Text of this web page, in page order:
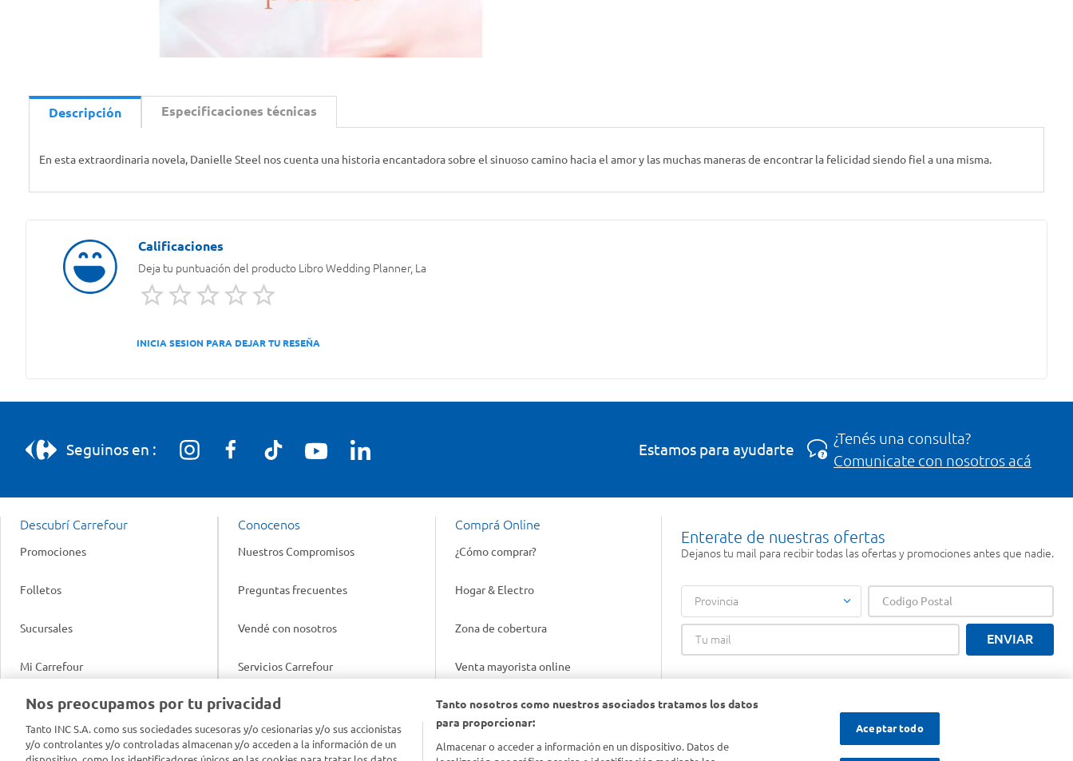
Descripción Especificaciones técnicas
En esta extraordinaria novela, Danielle Steel nos cuenta una historia encantadora sobre el sinuoso camino hacia el amor y las muchas maneras de encontrar la felicidad siendo fiel a una misma.
Deja tu puntuación del producto Libro Wedding Planner, La
INICIA SESION PARA DEJAR TU RESEÑA
Seguinos en : Estamos para ayudarte
¿Tenés una consulta?
Comunicate con nosotros acá
Descubrí Carrefour
Promociones
Folletos
Sucursales
Mi Carrefour
Productos Carrefour
Tarjeta Mi Carrefour
Conocenos
Nuestros Compromisos
Preguntas frecuentes
Vendé con nosotros
Servicios Carrefour
Info útil
Comprá Online
¿Cómo comprar?
Hogar & Electro
Zona de cobertura
Venta mayorista online
Gift cards empresariales
Enterate de nuestras ofertas
Dejanos tu mail para recibir todas las ofertas y promociones antes que nadie.
Provincia
ENVIAR
Nos preocupamos por tu privacidad
Tanto INC S.A. como sus sociedades sucesoras y/o cesionarias y/o sus accionistas
y/o controlantes y/o controladas almacenan y/o acceden a la información de un
Tanto nosotros como nuestros asociados tratamos los datos
para proporcionar:
Almacenar o acceder a información en un dispositivo. Datos de
Aceptar todo